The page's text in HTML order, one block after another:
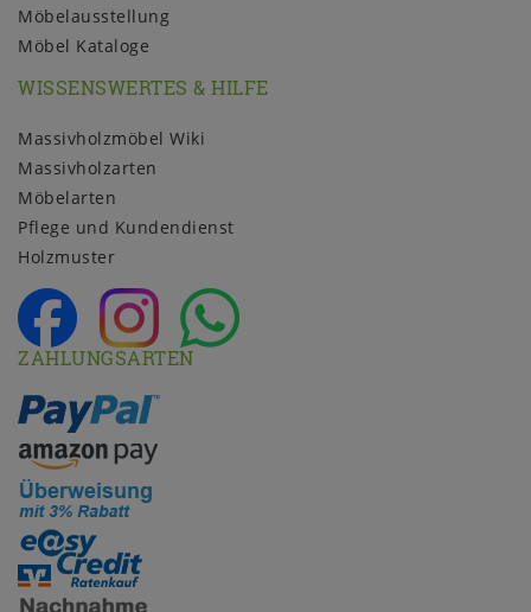
Möbelausstellung
Möbel Kataloge
WISSENSWERTES & HILFE
Massivholzmöbel Wiki
Massivholzarten
Möbelarten
Pflege und Kundendienst
Holzmuster
ZAHLUNGSARTEN